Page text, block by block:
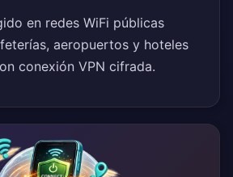
en redes WiFi públicas
aeropuertos y hoteles
conexión VPN cifrada.